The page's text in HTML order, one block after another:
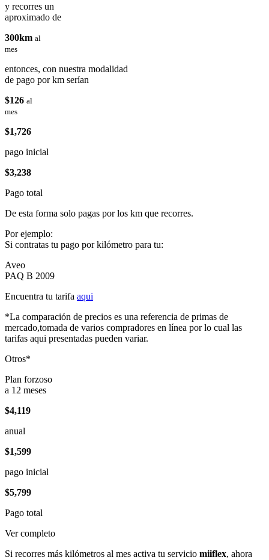
y recorres un
aproximado de
300km al
mes
entonces, con nuestra modalidad
de pago por km serían
$126 al
mes
$1,726
pago inicial
$3,238
Pago total
De esta forma solo pagas por los km que recorres.
Por ejemplo:
Si contratas tu pago por kilómetro para tu:
Aveo
PAQ B 2009
Encuentra tu tarifa aqui
*La comparación de precios es una referencia de primas de
mercado,tomada de varios compradores en línea por lo cual las
tarifas aqui presentadas pueden variar.
Otros*
Plan forzoso
a 12 meses
$4,119
anual
$1,599
pago inicial
$5,799
Pago total
Ver completo
Si recorres más kilómetros al mes activa tu servicio miiflex, ahora